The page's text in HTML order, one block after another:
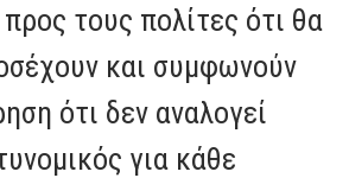
τους πολίτες ότι θα
και συμφωνούν
ότι δεν αναλογεί
για κάθε